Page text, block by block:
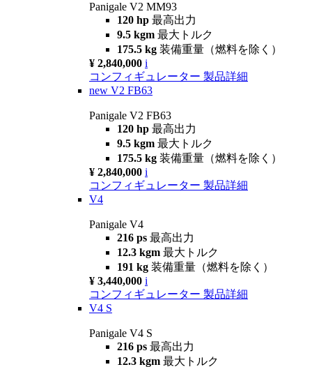
Panigale V2 MM93
120 hp 最高出力
9.5 kgm 最大トルク
175.5 kg 装備重量（燃料を除く）
¥ 2,840,000 i
コンフィギュレーター 製品詳細
new V2 FB63
Panigale V2 FB63
120 hp 最高出力
9.5 kgm 最大トルク
175.5 kg 装備重量（燃料を除く）
¥ 2,840,000 i
コンフィギュレーター 製品詳細
V4
Panigale V4
216 ps 最高出力
12.3 kgm 最大トルク
191 kg 装備重量（燃料を除く）
¥ 3,440,000 i
コンフィギュレーター 製品詳細
V4 S
Panigale V4 S
216 ps 最高出力
12.3 kgm 最大トルク